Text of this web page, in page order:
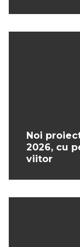
Noi
2026, cu
viitor